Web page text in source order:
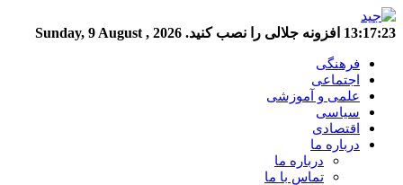
13:17:23 افزونه جلالی را نصب کنید. Sunday, 9 August , 2026
فرهنگی
اجتماعی
علمی و آموزشی
سیاسی
اقتصادی
درباره ما
درباره ما
تماس با ما